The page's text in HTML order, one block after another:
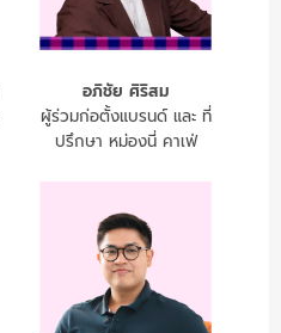
อภิชัย ศิริสม
ผู้ร่วมก่อตั้งแบรนด์ และ ที่
ปรึกษา หม่องนี่ คาเฟ่